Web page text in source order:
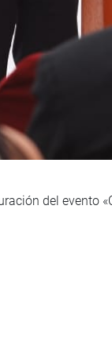
del evento